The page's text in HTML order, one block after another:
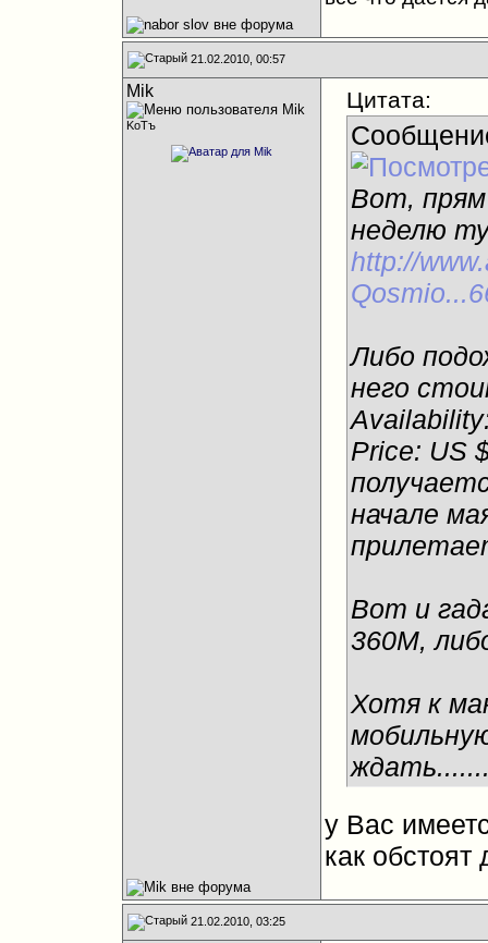
21.02.2010, 00:57
Mik
KoTъ
Цитата:
Вот, прям
неделю
http://
Либо
него
Price: US
начале
Вот и
360М,
Хотя к
у Вас
как обстоят
21.02.2010, 03:25